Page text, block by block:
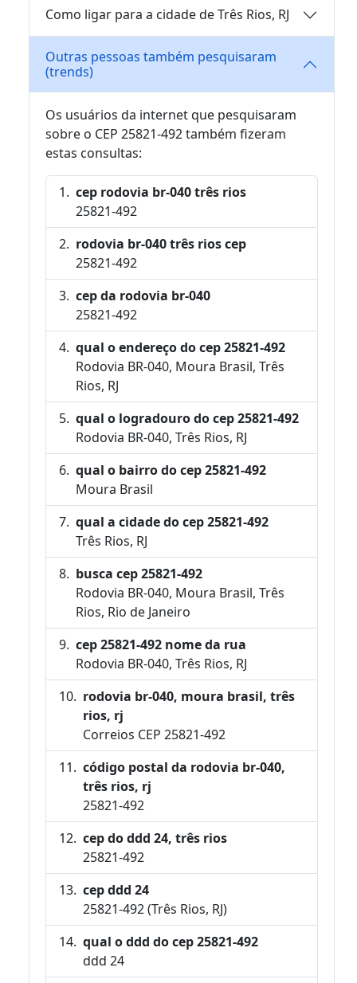
Como ligar para a cidade de Três Rios, RJ
Outras pessoas também pesquisaram
(trends)
Os usuários da internet que pesquisaram
sobre o CEP 25821-492 também fizeram
estas consultas:
cep rodovia br-040 três rios
25821-492
rodovia br-040 três rios cep
25821-492
cep da rodovia br-040
25821-492
qual o endereço do cep 25821-492
Rodovia BR-040, Moura Brasil, Três
Rios, RJ
qual o logradouro do cep 25821-492
Rodovia BR-040, Três Rios, RJ
qual o bairro do cep 25821-492
Moura Brasil
qual a cidade do cep 25821-492
Três Rios, RJ
busca cep 25821-492
Rodovia BR-040, Moura Brasil, Três
Rios, Rio de Janeiro
cep 25821-492 nome da rua
Rodovia BR-040, Três Rios, RJ
rodovia br-040, moura brasil, três
rios, rj
Correios CEP 25821-492
código postal da rodovia br-040,
três rios, rj
25821-492
cep do ddd 24, três rios
25821-492
cep ddd 24
25821-492 (Três Rios, RJ)
qual o ddd do cep 25821-492
ddd 24